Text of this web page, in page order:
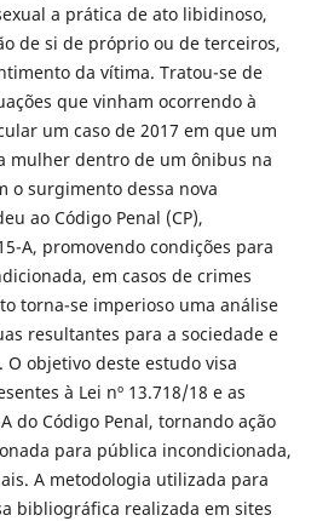
a prática de ato libidinoso,
de si de próprio ou de terceiros,
da vítima. Tratou-se de
que vinham ocorrendo à
um caso de 2017 em que um
mulher dentro de um ônibus na
o surgimento dessa nova
ao Código Penal (CP),
A, promovendo condições para
em casos de crimes
torna-se imperioso uma análise
resultantes para a sociedade e
objetivo deste estudo visa
à Lei nº 13.718/18 e as
do Código Penal, tornando ação
para pública incondicionada,
A metodologia utilizada para
bibliográfica realizada em sites